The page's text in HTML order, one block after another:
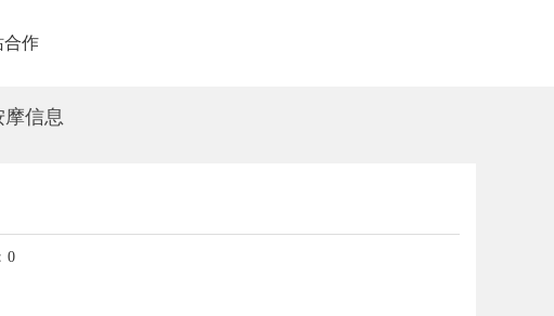
合作
摩信息
0